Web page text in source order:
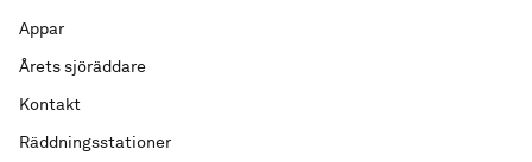
Appar
Årets sjöräddare
Kontakt
Räddningsstationer